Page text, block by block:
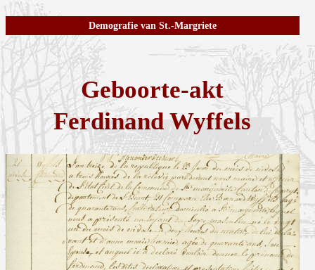
Demografie van St.-Margriete
Geboorte-akt
Ferdinand Wyffels